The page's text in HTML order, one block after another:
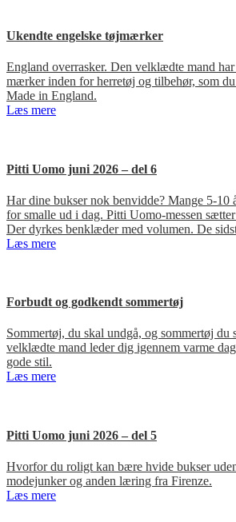
Ukendte engelske tøjmærker
England overrasker. Den velklædte mand
mærker inden for herretøj og tilbehør, som
Made in England.
Læs mere
Pitti Uomo juni 2026 – del 6
Har dine bukser nok benvidde? Mange 5-10
for smalle ud i dag. Pitti Uomo-messen
Der dyrkes benklæder med volumen. De
Læs mere
Forbudt og godkendt sommertøj
Sommertøj, du skal undgå, og sommertøj du
velklædte mand leder dig igennem varme
gode stil.
Læs mere
Pitti Uomo juni 2026 – del 5
Hvorfor du roligt kan bære hvide bukser
modejunker og anden læring fra Firenze.
Læs mere